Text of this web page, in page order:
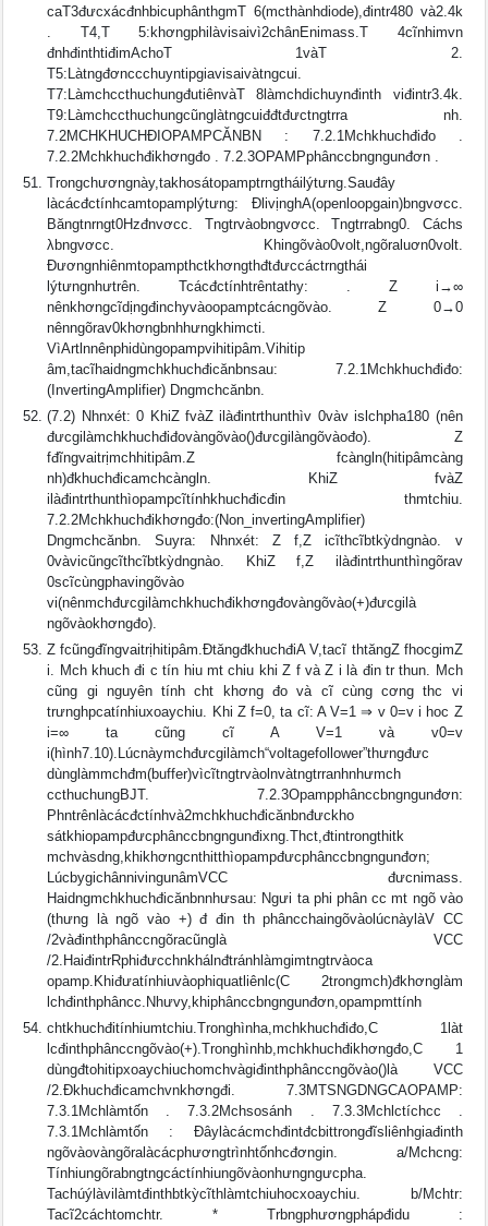
caT3đưcxácđnhbicuphânthgmT 6(mcthànhdiode),đintr480 và2.4k
. T4,T 5:khơngphilàvisaivì2chânEnimass.T 4cĩnhimvn
đnhđinthtiđimAchoT 1vàT 2.
T5:Làtngđơnccchuyntipgiavisaivàtngcui.
T7:LàmchccthuchungđutiênvàT 8làmchdichuynđinth viđintr3.4k.
T9:Làmchccthuchungcũnglàtngcuiđđtđưctngtrra nh.
7.2MCHKHUCHÐIOPAMPCĂNBN : 7.2.1Mchkhuchđiđo .
7.2.2Mchkhuchđikhơngđo . 7.2.3OPAMPphânccbngngunđơn .
Trongchươngnày,takhosátopamptrngtháilýtưng.Sauđây
làcácđctínhcamtopamplýtưng: ÐlivịnghA(openloopgain)bngvơcc.
Băngtnrngt0Hzđnvơcc. Tngtrvàobngvơcc. Tngtrrabng0. Cáchs
λbngvơcc. Khingõvào0volt,ngõraluơn0volt.
Ðươngnhiênmtopampthctkhơngthđtđưccáctrngthái
lýtưngnhưtrên. Tcácđctínhtrêntathy: . Z i→∞
nênkhơngcĩdịngđinchyvàoopamptcácngõvào. Z 0→0
nênngõrav0khơngbnhhưngkhimcti.
VìArtlnnênphidùngopampvihitipâm.Vihitip
âm,tacĩhaidngmchkhuchđicănbnsau: 7.2.1Mchkhuchđiđo:
(InvertingAmplifier) Dngmchcănbn.
(7.2) Nhnxét: 0 KhiZ fvàZ ilàđintrthunthìv 0vàv islchpha180 (nên
đưcgilàmchkhuchđiđovàngõvào()đưcgilàngõvàođo). Z
fđĩngvaitrịmchhitipâm.Z fcàngln(hitipâmcàng
nh)đkhuchđicamchcàngln. KhiZ fvàZ
ilàđintrthunthìopampcĩtínhkhuchđicđin thmtchiu.
7.2.2Mchkhuchđikhơngđo:(Non_invertingAmplifier)
Dngmchcănbn. Suyra: Nhnxét: Z f,Z icĩthcĩbtkỳdngnào. v
0vàvicũngcĩthcĩbtkỳdngnào. KhiZ f,Z ilàđintrthunthìngõrav
0scĩcùngphavingõvào
vi(nênmchđưcgilàmchkhuchđikhơngđovàngõvào(+)đưcgilà
ngõvàokhơngđo).
Z fcũngđĩngvaitrịhitipâm.ÐtăngđkhuchđiA V,tacĩ thtăngZ fhocgimZ
i. Mch khuch đi c tín hiu mt chiu khi Z f và Z i là đin tr thun. Mch
cũng gi nguyên tính cht khơng đo và cĩ cùng cơng thc vi
trưnghpcatínhiuxoaychiu. Khi Z f=0, ta cĩ: A V=1 ⇒ v 0=v i hoc Z
i=∞ ta cũng cĩ A V=1 và v0=v
i(hình7.10).Lúcnàymchđưcgilàmch“voltagefollower”thưngđưc
dùnglàmmchđm(buffer)vìcĩtngtrvàolnvàtngtrranhnhưmch
ccthuchungBJT. 7.2.3Opampphânccbngngunđơn:
Phntrênlàcácđctínhvà2mchkhuchđicănbnđưckho
sátkhiopampđưcphânccbngngunđixng.Thct,đtintrongthitk
mchvàsdng,khikhơngcnthitthìopampđưcphânccbngngunđơn;
LúcbygichânnivingunâmVCC đưcnimass.
Haidngmchkhuchđicănbnnhưsau: Ngưi ta phi phân cc mt ngõ vào
(thưng là ngõ vào +) đ đin th phâncchaingõvàolúcnàylàV CC
/2vàđinthphânccngõracũnglà VCC
/2.HaiđintrRphiđưcchnkhálnđtránhlàmgimtngtrvàoca
opamp.Khiđưatínhiuvàophiquatliênlc(C 2trongmch)đkhơnglàm
lchđinthphâncc.Nhưvy,khiphânccbngngunđơn,opampmttính
chtkhuchđitínhiumtchiu.Tronghìnha,mchkhuchđiđo,C 1làt
lcđinthphânccngõvào(+).Tronghìnhb,mchkhuchđikhơngđo,C 1
dùngđtohitipxoaychiuchomchvàgiđinthphânccngõvào()là VCC
/2.Ðkhuchđicamchvnkhơngđi. 7.3MTSNGDNGCAOPAMP:
7.3.1Mchlàmtốn . 7.3.2Mchsosánh . 7.3.3Mchlctíchcc .
7.3.1Mchlàmtốn : Ðâylàcácmchđintđcbittrongđĩsliênhgiađinth
ngõvàovàngõralàcácphươngtrìnhtốnhcđơngin. a/Mchcng:
Tínhiungõrabngtngcáctínhiungõvàonhưngngưcpha.
Tachúýlàvilàmtđinthbtkỳcĩthlàmtchiuhocxoaychiu. b/Mchtr:
Tacĩ2cáchtomchtr. * Trbngphươngphápđidu :